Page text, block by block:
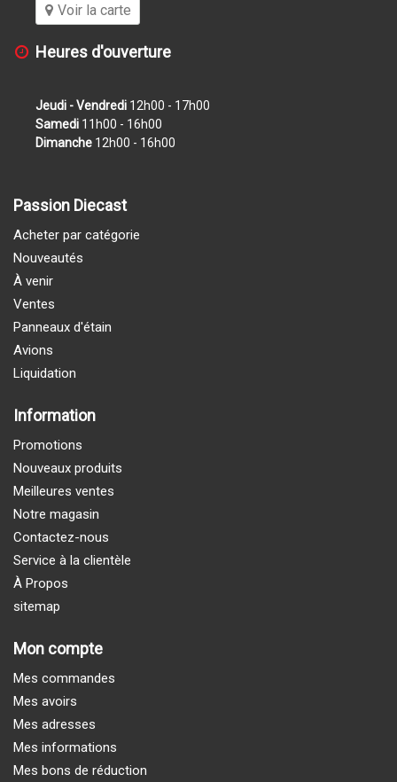
Voir la carte
Heures d'ouverture
Jeudi - Vendredi 12h00 - 17h00
Samedi 11h00 - 16h00
Dimanche 12h00 - 16h00
Passion Diecast
Acheter par catégorie
Nouveautés
À venir
Ventes
Panneaux d'étain
Avions
Liquidation
Information
Promotions
Nouveaux produits
Meilleures ventes
Notre magasin
Contactez-nous
Service à la clientèle
À Propos
sitemap
Mon compte
Mes commandes
Mes avoirs
Mes adresses
Mes informations
Mes bons de réduction